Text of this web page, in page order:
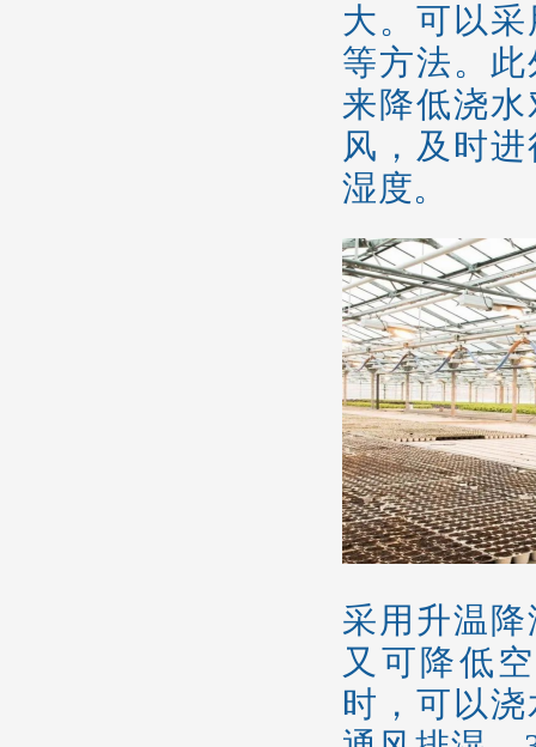
大。可以
等方法。
来降低浇
风，及时
湿度。
采用升温
又可降低
时，可以